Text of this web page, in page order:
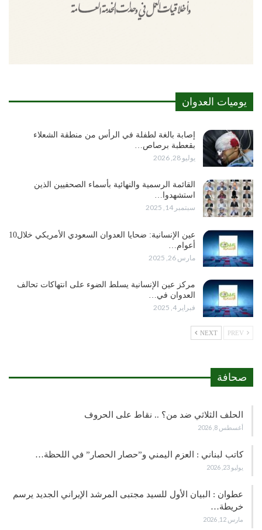
يوميات العدوان
إصابة بالغة لطفلة في الرأس من منطقة الشعلاء
بقعطبة برصاص…
يوليو 28, 2026
القائمة الرسمية والنهائية بأسماء الصحفيين الذين
استشهدوا…
سبتمبر 14, 2025
عين الإنسانية: ضحايا العدوان السعودي الأمريكي خلال10
أعوام…
مارس 26, 2025
مركز عين الإنسانية يسلط الضوء على انتهاكات تحالف
العدوان في…
فبراير 4, 2025
NEXT
صحافة
الحلف الثلاثي ضد من؟ .. نقاط على الحروف
أغسطس 8, 2026
كاتب لبناني : العزم اليمني و”حصار الحصار” في اللحظة…
يوليو 23, 2026
عطوان : البيان الأول للسيد مجتبى المرشد الإيراني الجديد يرسم
خريطة…
مارس 12, 2026